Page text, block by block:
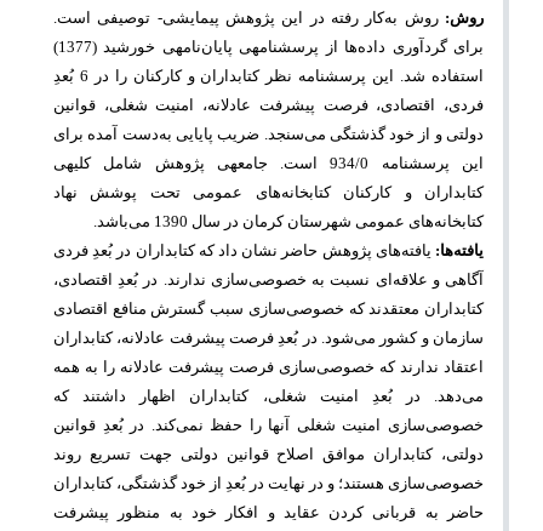
روش:روش به‌کار رفته در این پژوهش پیمایشی- توصیفی است.
برای گردآوری داده‌ها از پرسشنامه­ی پایان‌نامه­ی خورشید (1377)
استفاده شد. این پرسشنامه نظر کتابداران و کارکنان را در 6 بُعدِ
فردی، اقتصادی، فرصت پیشرفت عادلانه، امنیت شغلی، قوانین
دولتی و از خود گذشتگی می‌سنجد. ضریب پایایی بهدست آمده برای
این پرسشنامه 934/0 است. جامعه­ی پژوهش شامل کلیه­ی
کتابداران و کارکنان کتابخانه‌های عمومی تحت پوشش نهاد
کتابخانه‌های عمومی شهرستان کرمان در سال 1390 می‌باشد.
یافته‌ها: یافته‌های پژوهش حاضر نشان داد که کتابداران در بُعدِ فردی
آگاهی و علاقه‌ای نسبت به خصوصی‌سازی ندارند. در بُعدِ اقتصادی،
کتابداران معتقدند که خصوصی‌سازی سبب گسترش منافع اقتصادی
سازمان و کشور می‌شود. در بُعدِ فرصت پیشرفت عادلانه، کتابداران
اعتقاد ندارند که خصوصی‌سازی فرصت پیشرفت عادلانه را به همه
می‌دهد. در بُعدِ امنیت شغلی، کتابداران اظهار داشتند که
خصوصی‌سازی امنیت شغلی آنها را حفظ نمی‌کند. در بُعدِ قوانین
دولتی، کتابداران موافق اصلاح قوانین دولتی جهت تسریع روند
خصوصی‌سازی هستند؛ و در نهایت در بُعدِ از خود گذشتگی، کتابداران
حاضر به قربانی کردن عقاید و افکار خود به منظور پیشرفت